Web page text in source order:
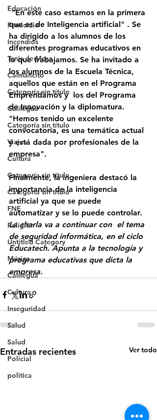
Educación
Femicidio
Incendios
Tenis de Mesa
Caimancito
Categoría sin título
Calilegua
Categoría sin título
Viajes
Cultura
Categoría sin título
Categoría sin título
FNE
Religión
Untitled Category
Música
Calilegua
Cultura
Inseguridad
Salud
Salud
Policial
politica
"En este caso estamos en la primera
que es de Inteligencia artificial" . Se
ha dirigido a los alumnos de los
diferentes programas educativos en
la que trabajamos. Se ha invitado a
los alumnos de la Escuela Técnica,
aquellos que están en el Programa
Emprendamos y  los del Programa
de Innovación y la diplomatura.
"Hemos tenido un excelente
convocatoria, es una temática actual
y está dada por profesionales de la
empresa".
Finalmente, la ingeniera destacó la
importancia de la inteligencia
artificial ya que se puede
automatizar y se lo puede controlar.
La charla va a continuar con  el tema
de seguridad informática, en el ciclo
Educatech. Apunta a la tecnología y
programa educativas que dicta la
empresa.
Entradas recientes Ver todo